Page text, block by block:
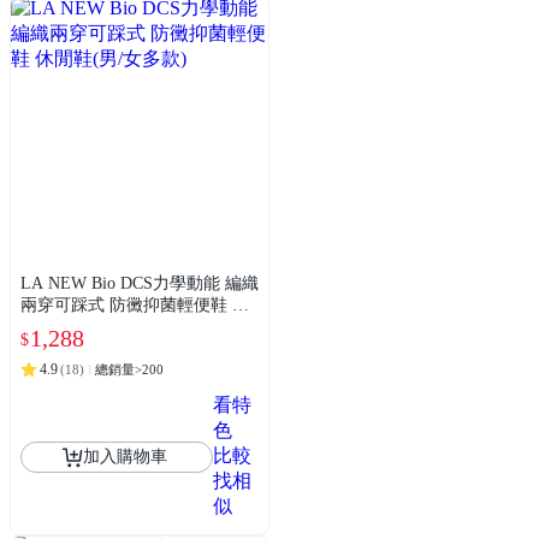
LA NEW Bio DCS力學動能 編織
兩穿可踩式 防黴抑菌輕便鞋 休
閒鞋(男/女多款)
$1,288
4.9(18) 總銷量>200
加入購物車
看特
色
比較
找相
似